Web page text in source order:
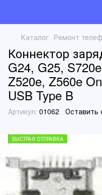
Каталог Ремонт
Коннектор
G24, G25,
Z520e, Z560e
USB Type B
Артикул: 01062 Оставить
БЫСТРАЯ ОТПРАВКА